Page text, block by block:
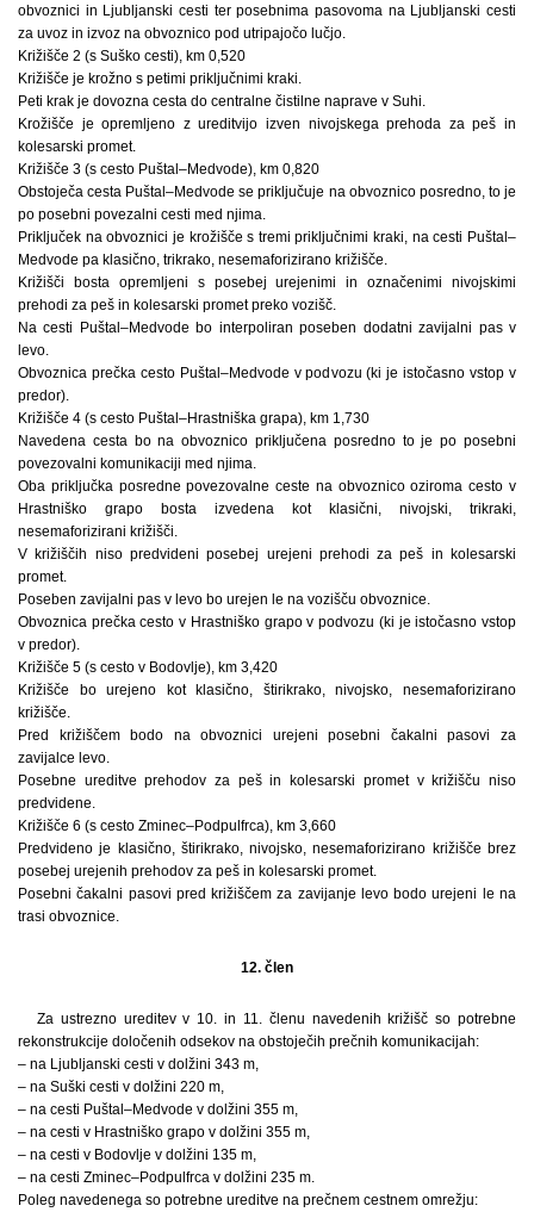
obvoznici in Ljubljanski cesti ter posebnima pasovoma na Ljubljanski cesti
za uvoz in izvoz na obvoznico pod utripajočo lučjo.
Križišče 2 (s Suško cesti), km 0,520
Križišče je krožno s petimi priključnimi kraki.
Peti krak je dovozna cesta do centralne čistilne naprave v Suhi.
Krožišče je opremljeno z ureditvijo izven nivojskega prehoda za peš in
kolesarski promet.
Križišče 3 (s cesto Puštal–Medvode), km 0,820
Obstoječa cesta Puštal–Medvode se priključuje na obvoznico posredno, to je
po posebni povezalni cesti med njima.
Priključek na obvoznici je krožišče s tremi priključnimi kraki, na cesti Puštal–
Medvode pa klasično, trikrako, nesemaforizirano križišče.
Križišči bosta opremljeni s posebej urejenimi in označenimi nivojskimi
prehodi za peš in kolesarski promet preko vozišč.
Na cesti Puštal–Medvode bo interpoliran poseben dodatni zavijalni pas v
levo.
Obvoznica prečka cesto Puštal–Medvode v podvozu (ki je istočasno vstop v
predor).
Križišče 4 (s cesto Puštal–Hrastniška grapa), km 1,730
Navedena cesta bo na obvoznico priključena posredno to je po posebni
povezovalni komunikaciji med njima.
Oba priključka posredne povezovalne ceste na obvoznico oziroma cesto v
Hrastniško grapo bosta izvedena kot klasični, nivojski, trikraki,
nesemaforizirani križišči.
V križiščih niso predvideni posebej urejeni prehodi za peš in kolesarski
promet.
Poseben zavijalni pas v levo bo urejen le na vozišču obvoznice.
Obvoznica prečka cesto v Hrastniško grapo v podvozu (ki je istočasno vstop
v predor).
Križišče 5 (s cesto v Bodovlje), km 3,420
Križišče bo urejeno kot klasično, štirikrako, nivojsko, nesemaforizirano
križišče.
Pred križiščem bodo na obvoznici urejeni posebni čakalni pasovi za
zavijalce levo.
Posebne ureditve prehodov za peš in kolesarski promet v križišču niso
predvidene.
Križišče 6 (s cesto Zminec–Podpulfrca), km 3,660
Predvideno je klasično, štirikrako, nivojsko, nesemaforizirano križišče brez
posebej urejenih prehodov za peš in kolesarski promet.
Posebni čakalni pasovi pred križiščem za zavijanje levo bodo urejeni le na
trasi obvoznice.
12. člen
Za ustrezno ureditev v 10. in 11. členu navedenih križišč so potrebne
rekonstrukcije določenih odsekov na obstoječih prečnih komunikacijah:
– na Ljubljanski cesti v dolžini 343 m,
– na Suški cesti v dolžini 220 m,
– na cesti Puštal–Medvode v dolžini 355 m,
– na cesti v Hrastniško grapo v dolžini 355 m,
– na cesti v Bodovlje v dolžini 135 m,
– na cesti Zminec–Podpulfrca v dolžini 235 m.
Poleg navedenega so potrebne ureditve na prečnem cestnem omrežju: